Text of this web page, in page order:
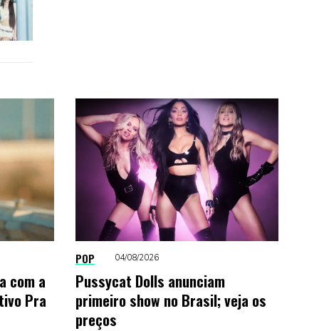
com a
Pra
POP 04/08/2026
Pussycat Dolls anunciam
primeiro show no Brasil; veja os
preços